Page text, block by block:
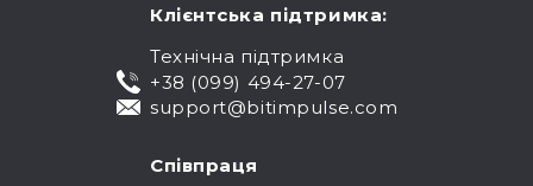
Клієнтська підтримка:
Технічна підтримка
+38 (099) 494-27-07
support@bitimpulse.com
Співпраця